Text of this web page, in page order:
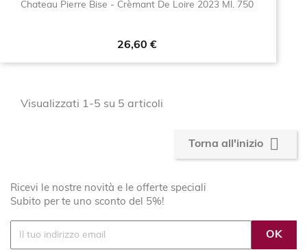
Chateau Pierre Bise - Crèmant De Loire 2023 Ml. 750
Prezzo
26,60 €
Visualizzati 1-5 su 5 articoli
Torna all'inizio 
Ricevi le nostre novità e le offerte speciali
Subito per te uno sconto del 5%!